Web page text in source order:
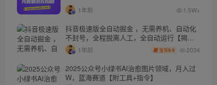
1年前 1.5W+
抖音极速版全自动掘金 ，无需养机、自动化
不封号，全程脱离人工，全自动运行【揭
秘】 1年前 宝币9.9 2034
2025公众号小绿书AI治愈图片领域，月入过
W，蓝海赛道【附工具+指令】